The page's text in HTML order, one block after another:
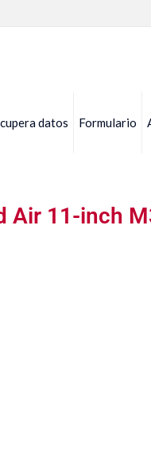
datos Formulario
Air 11-inch